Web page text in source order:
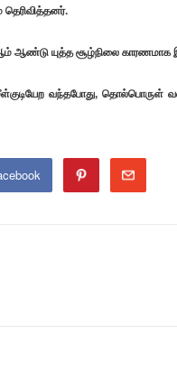
தெரிவித்தனர்.
ஆண்டு யுத்த சூழ்நிலை காரணமாக
வந்தபோது, தொல்பொருள்